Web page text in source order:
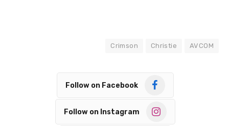
AVCOM
Christie
Crimson
Follow on Facebook
Follow on Instagram